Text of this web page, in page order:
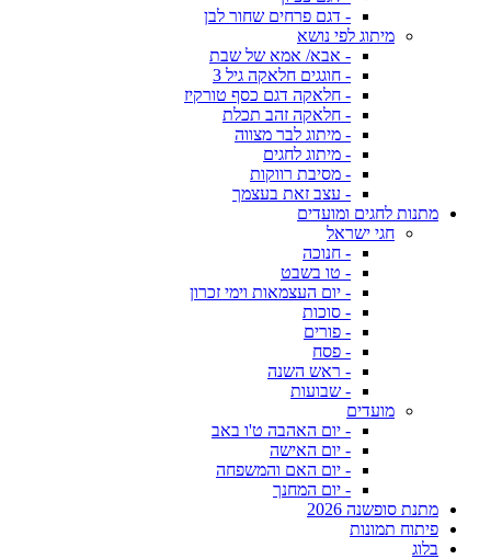
- דגם פרחים שחור לבן
מיתוג לפי נושא
- אבא/ אמא של שבת
- חוגגים חלאקה גיל 3
- חלאקה דגם כסף טורקיז
- חלאקה זהב תכלת
- מיתוג לבר מצווה
- מיתוג לחגים
- מסיבת רווקות
- עצב זאת בעצמך
מתנות לחגים ומועדים
חגי ישראל
- חנוכה
- טו בשבט
- יום העצמאות וימי זכרון
- סוכות
- פורים
- פסח
- ראש השנה
- שבועות
מועדים
- יום האהבה ט'ו באב
- יום האישה
- יום האם והמשפחה
- יום המחנך
מתנת סופשנה 2026
פיתוח תמונות
בלוג